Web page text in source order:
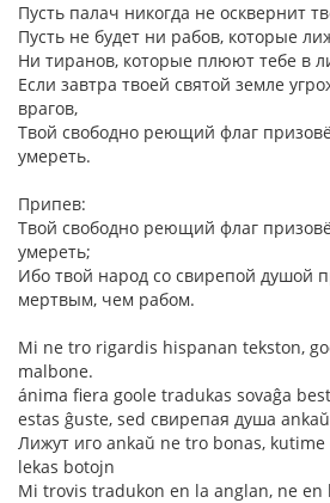
Пусть палач никогда не осквернит
Пусть не будет ни рабов, которые
Ни тиранов, которые плюют тебе в
Если завтра твоей святой земле
врагов,
Твой свободно реющий флаг
умереть.
Припев:
Твой свободно реющий флаг
умереть;
Ибо твой народ со свирепой душой
мертвым, чем рабом.
Mi ne tro rigardis hispanan tekston,
malbone.
ánima fiera goole tradukas sovaĝa
estas ĝuste, sed свирепая душа
Лижут иго ankaŭ ne tro bonas, kutime
lekas botojn
Mi trovis tradukon en la anglan, ne en